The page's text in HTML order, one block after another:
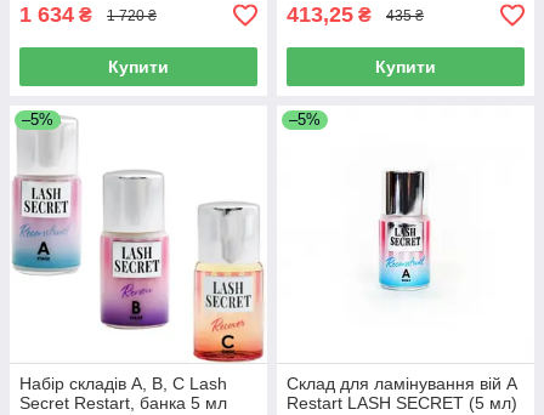
1 634 ₴ 1 720 ₴
Купити
413,25 ₴ 435 ₴
Купити
–5%
Набір складів А, В, С Lash
Secret Restart, банка 5 мл
–5%
Склад для ламінування вій A
Restart LASH SECRET (5 мл)